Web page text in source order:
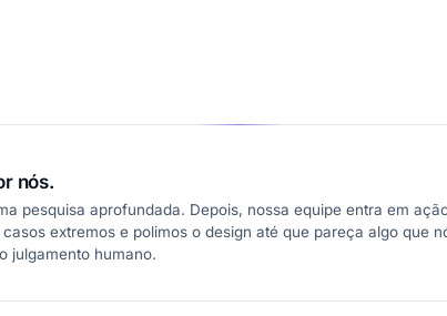
nós.
pesquisa aprofundada. Depois, nossa equipe entra em
extremos e polimos o design até que pareça algo que
julgamento humano.